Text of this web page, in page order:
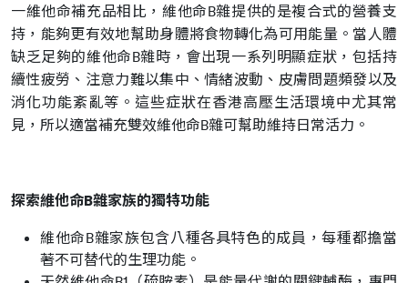
一維他命補充品相比，維他命B雜提供的是複合式的營養支
持，能夠更有效地幫助身體將食物轉化為可用能量。當人體
缺乏足夠的維他命B雜時，會出現一系列明顯症狀，包括持
續性疲勞、注意力難以集中、情緒波動、皮膚問題頻發以及
消化功能紊亂等。這些症狀在香港高壓生活環境中尤其常
見，所以適當補充雙效維他命B雜可幫助維持日常活力。
探索維他命B雜家族的獨特功能
維他命B雜家族包含八種各具特色的成員，每種都擔當
著不可替代的生理功能。